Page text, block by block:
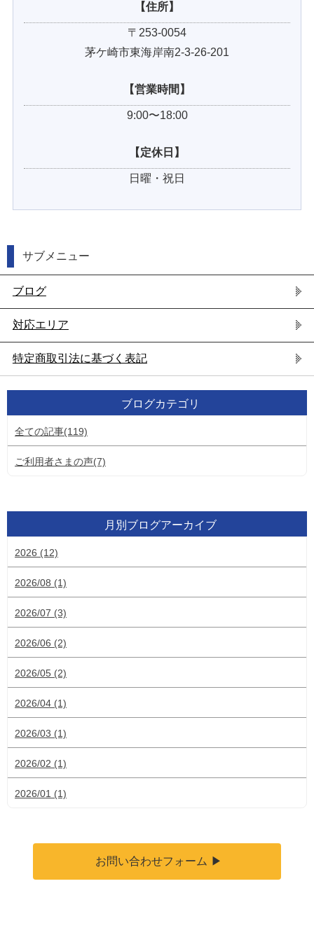
【住所】
〒253-0054
茅ケ崎市東海岸南2-3-26-201
【営業時間】
9:00〜18:00
【定休日】
日曜・祝日
サブメニュー
ブログ
対応エリア
特定商取引法に基づく表記
ブログカテゴリ
全ての記事(119)
ご利用者さまの声(7)
月別ブログアーカイブ
2026 (12)
2026/08 (1)
2026/07 (3)
2026/06 (2)
2026/05 (2)
2026/04 (1)
2026/03 (1)
2026/02 (1)
2026/01 (1)
お問い合わせフォーム